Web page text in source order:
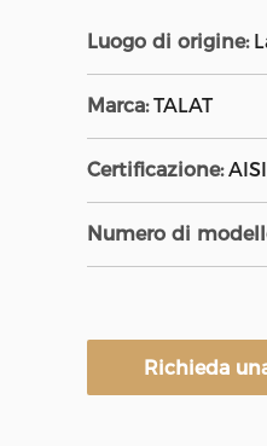
Luogo di origine:
Marca: TALAT
Certificazione: AISI
Numero di
Richieda